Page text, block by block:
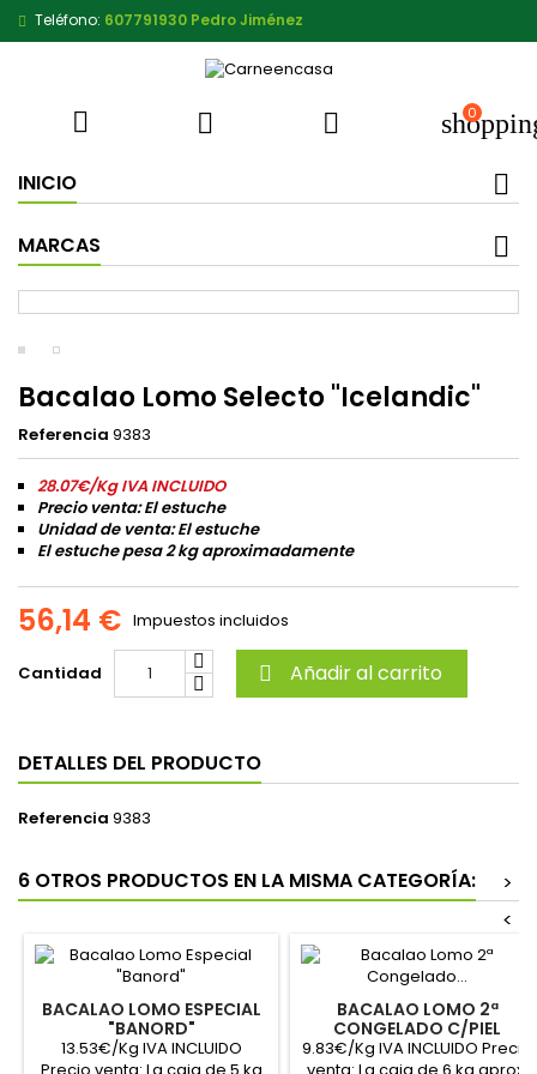
Teléfono: 607791930 Pedro Jiménez
   0
INICIO
MARCAS
Bacalao Lomo Selecto "Icelandic"
Referencia 9383
28.07€/Kg IVA INCLUIDO
Precio venta: El estuche
Unidad de venta: El estuche
El estuche pesa 2 kg aproximadamente
56,14 € Impuestos incluidos
Cantidad  Añadir al carrito
DETALLES DEL PRODUCTO
Referencia 9383
6 OTROS PRODUCTOS EN LA MISMA CATEGORÍA:
>
<
BACALAO LOMO ESPECIAL
"BANORD"
13.53€/Kg IVA INCLUIDO
BACALAO LOMO 2ª
CONGELADO C/PIEL
9.83€/Kg IVA INCLUIDO Precio